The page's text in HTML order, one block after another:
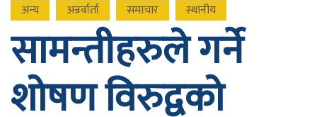
अन्य अन्रर्वार्ता समाचार स्थानीय
सामन्तीहरुले गर्ने
शोषण विरुद्वको